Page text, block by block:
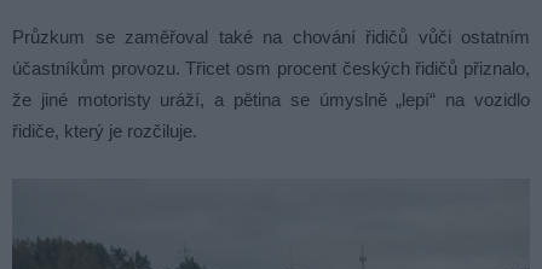
Průzkum se zaměřoval také na chování řidičů vůči ostatním
účastníkům provozu. Třicet osm procent českých řidičů přiznalo,
že jiné motoristy uráží, a pětina se úmyslně „lepí“ na vozidlo
řidiče, který je rozčiluje.